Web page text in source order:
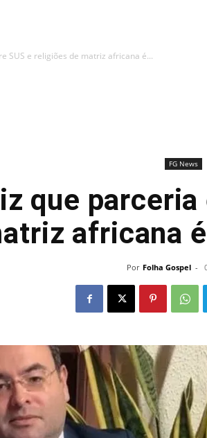
SUS e religiões de matriz africana é...
FG News
que parceria
africana
Por Folha Gospel -